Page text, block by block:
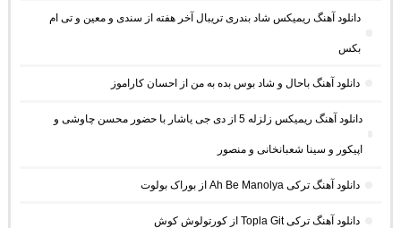
دانلود آهنگ ریمیکس شاد بندری تریبال آخر هفته از سندی و معین و تی ام
بکس
دانلود آهنگ باحال و شاد بوس بده به من از احسان کاراموز
دانلود آهنگ ریمیکس زلزله 5 از دی جی یاشار با حضور محسن چاوشی و
اپیکور و سینا شعبانخانی و منصور
دانلود آهنگ ترکی Ah Be Manolya از بوراک بولوت
دانلود آهنگ ترکی Topla Git از کورتولوش کوش